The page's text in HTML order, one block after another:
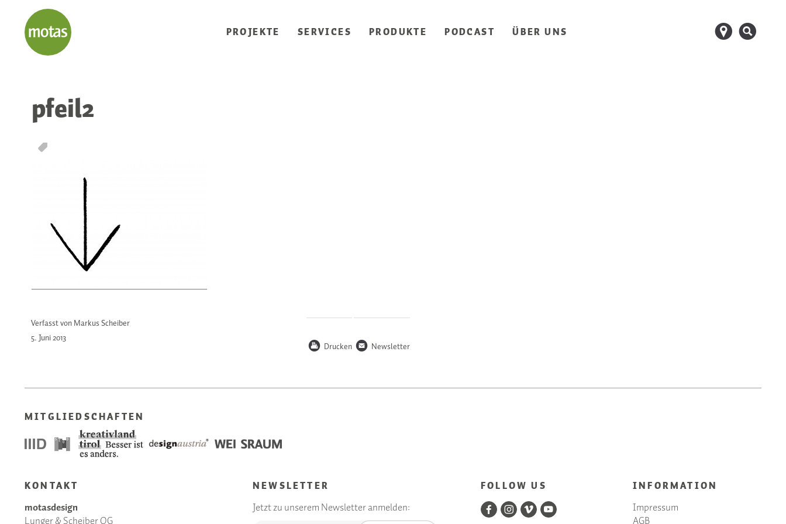
PROJEKTE SERVICES PRODUKTE PODCAST ÜBER UNS d s
pfeil2
T
Verfasst von Markus Scheiber
5. Juni2013 P Drucken n Newsletter
MITGLIEDSCHAFTEN
KONTAKT
motasdesign
NEWSLETTER
Jetzt zu unserem Newsletter anmelden:
FOLLOW US INFORMATION
Impressum